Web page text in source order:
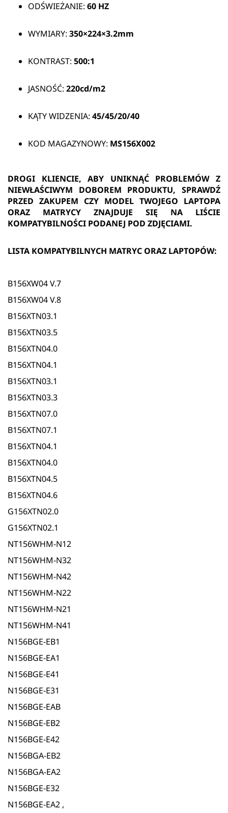
ODŚWIEŻANIE: 60 HZ
WYMIARY: 350×224×3.2mm
KONTRAST: 500:1
JASNOŚĆ: 220cd/m2
KĄTY WIDZENIA: 45/45/20/40
KOD MAGAZYNOWY: MS156X002
DROGI KLIENCIE, ABY UNIKNĄĆ PROBLEMÓW Z
NIEWŁAŚCIWYM DOBOREM PRODUKTU, SPRAWDŹ
PRZED ZAKUPEM CZY MODEL TWOJEGO LAPTOPA
ORAZ MATRYCY ZNAJDUJE SIĘ NA LIŚCIE
KOMPATYBILNOŚCI PODANEJ POD ZDJĘCIAMI.
LISTA KOMPATYBILNYCH MATRYC ORAZ LAPTOPÓW:
B156XW04 V.7
B156XW04 V.8
B156XTN03.1
B156XTN03.5
B156XTN04.0
B156XTN04.1
B156XTN03.1
B156XTN03.3
B156XTN07.0
B156XTN07.1
B156XTN04.1
B156XTN04.0
B156XTN04.5
B156XTN04.6
G156XTN02.0
G156XTN02.1
NT156WHM-N12
NT156WHM-N32
NT156WHM-N42
NT156WHM-N22
NT156WHM-N21
NT156WHM-N41
N156BGE-EB1
N156BGE-EA1
N156BGE-E41
N156BGE-E31
N156BGE-EAB
N156BGE-EB2
N156BGE-E42
N156BGA-EB2
N156BGA-EA2
N156BGE-E32
N156BGE-EA2 ,